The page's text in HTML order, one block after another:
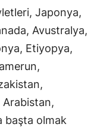
Japonya,
Avustralya,
Etiyopya,
Arabistan,
başta olmak